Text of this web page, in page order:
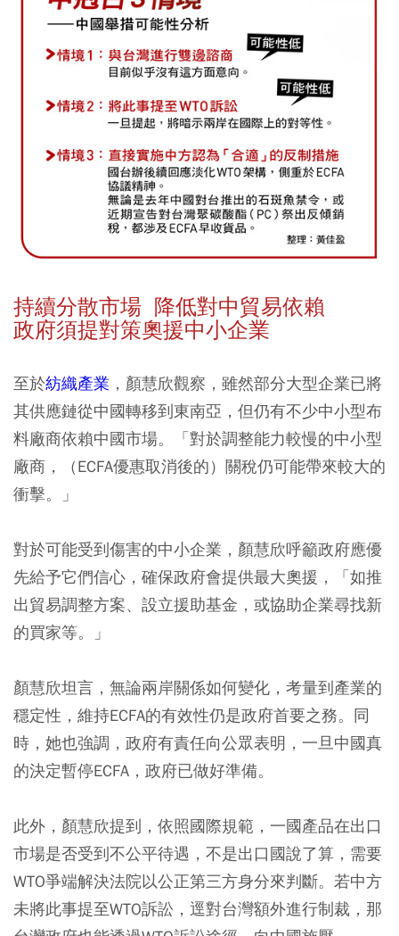
持續分散市場 降低對中貿易依賴
政府須提對策奧援中小企業
至於紡織產業 ，顏慧欣觀察，雖然部分大型企業已將
其供應鏈從中國轉移到東南亞，但仍有不少中小型布
料廠商依賴中國市場。「對於調整能力較慢的中小型
廠商，（ECFA優惠取消後的）關稅仍可能帶來較大的
衝擊。」
對於可能受到傷害的中小企業，顏慧欣呼籲政府應優
先給予它們信心，確保政府會提供最大奧援，「如推
出貿易調整方案、設立援助基金，或協助企業尋找新
的買家等。」
顏慧欣坦言，無論兩岸關係如何變化，考量到產業的
穩定性，維持ECFA的有效性仍是政府首要之務。同
時，她也強調，政府有責任向公眾表明，一旦中國真
的決定暫停ECFA，政府已做好準備。
此外，顏慧欣提到，依照國際規範，一國產品在出口
市場是否受到不公平待遇，不是出口國說了算，需要
WTO爭端解決法院以公正第三方身分來判斷。若中方
未將此事提至WTO訴訟，逕對台灣額外進行制裁，那